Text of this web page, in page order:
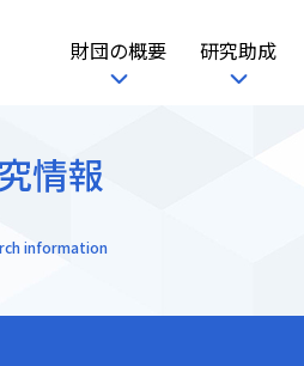
財団の概要 研究助成
情報
information